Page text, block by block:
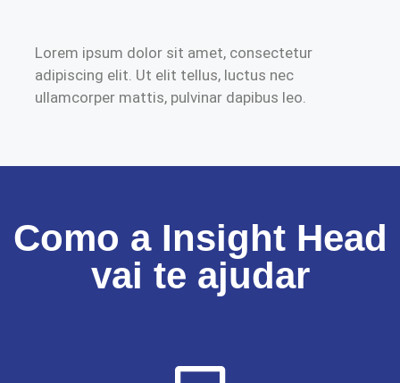
Lorem ipsum dolor sit amet, consectetur
adipiscing elit. Ut elit tellus, luctus nec
ullamcorper mattis, pulvinar dapibus leo.
Como a Insight Head
vai te ajudar